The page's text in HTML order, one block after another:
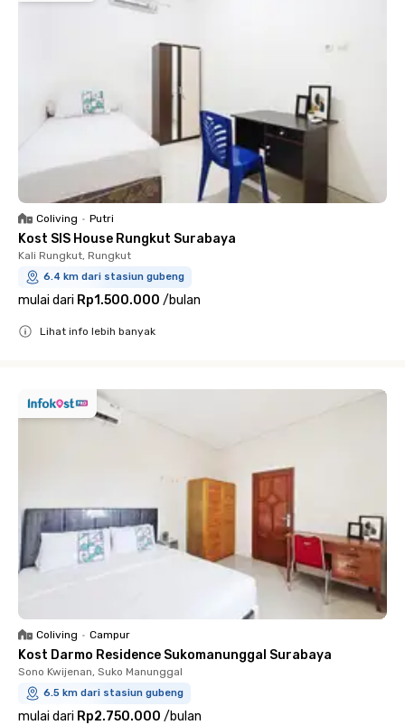
Coliving • Putri
Kost SIS House Rungkut Surabaya
Kali Rungkut, Rungkut
6.4 km dari stasiun gubeng
mulai dari Rp1.500.000 /bulan
Lihat info lebih banyak
Coliving • Campur
Kost Darmo Residence Sukomanunggal Surabaya
Sono Kwijenan, Suko Manunggal
6.5 km dari stasiun gubeng
mulai dari Rp2.750.000 /bulan